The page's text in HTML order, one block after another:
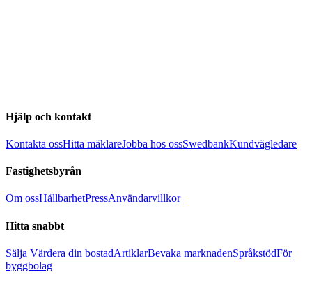
Hjälp och kontakt
Kontakta ossHitta mäklareJobba hos ossSwedbankKundvägledare
Fastighetsbyrån
Om ossHållbarhetPressAnvändarvillkor
Hitta snabbt
Sälja Värdera din bostadArtiklarBevaka marknadenSpråkstödFör
byggbolag